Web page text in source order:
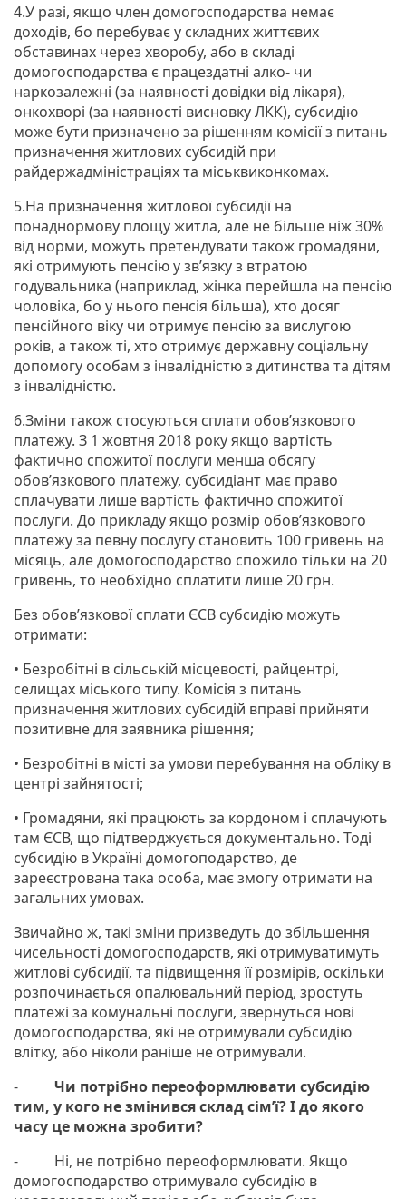
4.У разі, якщо член домогосподарства немає
доходів, бо перебуває у складних життєвих
обставинах через хворобу, або в складі
домогосподарства є працездатні алко- чи
наркозалежні (за наявності довідки від лікаря),
онкохворі (за наявності висновку ЛКК), субсидію
може бути призначено за рішенням комісії з питань
призначення житлових субсидій при
райдержадміністраціях та міськвиконкомах.
5.На призначення житлової субсидії на
понаднормову площу житла, але не більше ніж 30%
від норми, можуть претендувати також громадяни,
які отримують пенсію у зв’язку з втратою
годувальника (наприклад, жінка перейшла на пенсію
чоловіка, бо у нього пенсія більша), хто досяг
пенсійного віку чи отримує пенсію за вислугою
років, а також ті, хто отримує державну соціальну
допомогу особам з інвалідністю з дитинства та дітям
з інвалідністю.
6.Зміни також стосуються сплати обов’язкового
платежу. З 1 жовтня 2018 року якщо вартість
фактично спожитої послуги менша обсягу
обов’язкового платежу, субсидіант має право
сплачувати лише вартість фактично спожитої
послуги. До прикладу якщо розмір обов’язкового
платежу за певну послугу становить 100 гривень на
місяць, але домогосподарство спожило тільки на 20
гривень, то необхідно сплатити лише 20 грн.
Без обов’язкової сплати ЄСВ субсидію можуть
отримати:
• Безробітні в сільській місцевості, райцентрі,
селищах міського типу. Комісія з питань
призначення житлових субсидій вправі прийняти
позитивне для заявника рішення;
• Безробітні в місті за умови перебування на обліку в
центрі зайнятості;
• Громадяни, які працюють за кордоном і сплачують
там ЄСВ, що підтверджується документально. Тоді
субсидію в Україні домогоподарство, де
зареєстрована така особа, має змогу отримати на
загальних умовах.
Звичайно ж, такі зміни призведуть до збільшення
чисельності домогосподарств, які отримуватимуть
житлові субсидії, та підвищення її розмірів, оскільки
розпочинається опалювальний період, зростуть
платежі за комунальні послуги, звернуться нові
домогосподарства, які не отримували субсидію
влітку, або ніколи раніше не отримували.
- Чи потрібно переоформлювати субсидію
тим, у кого не змінився склад сім’ї? І до якого
часу це можна зробити?
- Ні, не потрібно переоформлювати. Якщо
домогосподарство отримувало субсидію в